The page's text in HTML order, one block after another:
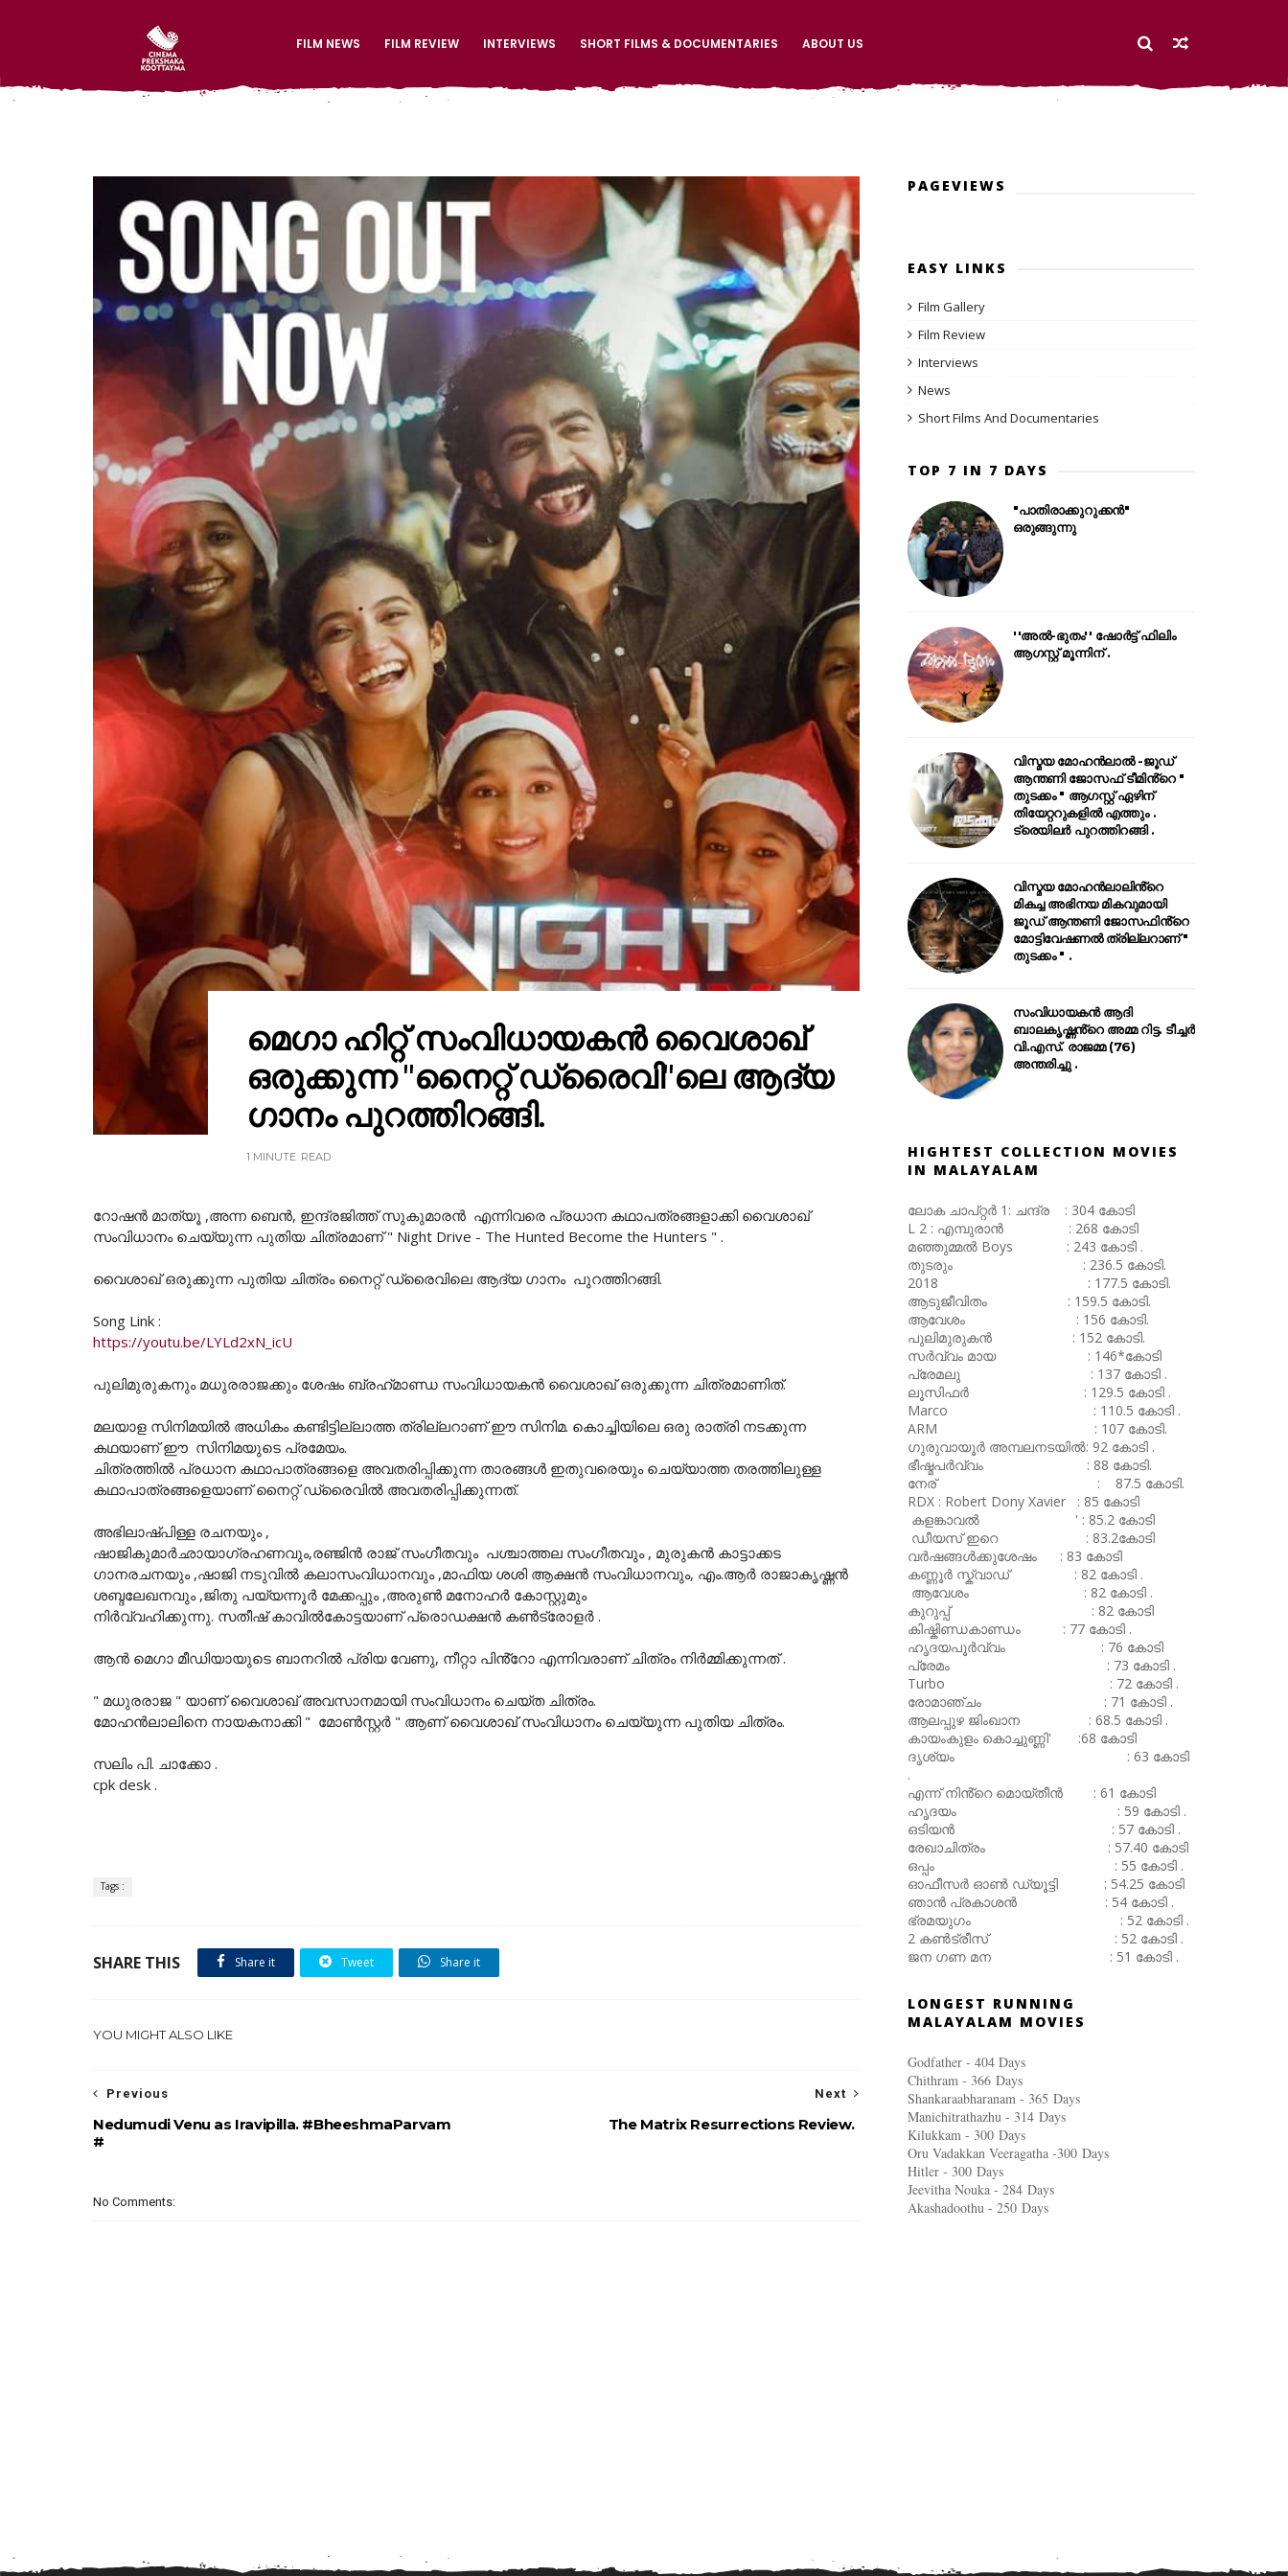
FILM NEWS FILM REVIEW INTERVIEWS SHORT FILMS & DOCUMENTARIES ABOUT US
മെഗാ ഹിറ്റ് സംവിധായകൻ വൈശാഖ്
ഒരുക്കുന്ന "നൈറ്റ് ഡ്രൈവി"ലെ ആദ്യ
ഗാനം പുറത്തിറങ്ങി.
1 MINUTE READ
റോഷൻ മാത്യൂ ,അന്ന ബെൻ, ഇന്ദ്രജിത്ത് സുകുമാരൻ എന്നിവരെ പ്രധാന കഥാപത്രങ്ങളാക്കി വൈശാഖ്
സംവിധാനം ചെയ്യുന്ന പുതിയ ചിത്രമാണ് " Night Drive - The Hunted Become the Hunters " .
വൈശാഖ് ഒരുക്കുന്ന പുതിയ ചിത്രം നൈറ്റ് ഡ്രൈവിലെ ആദ്യ ഗാനം പുറത്തിറങ്ങി.
Song Link :
https://youtu.be/LYLd2xN_icU
പുലിമുരുകനും മധുരരാജക്കും ശേഷം ബ്രഹ്‌മാണ്ഡ സംവിധായകൻ വൈശാഖ് ഒരുക്കുന്ന ചിത്രമാണിത്.
മലയാള സിനിമയില്‍ അധികം കണ്ടിട്ടില്ലാത്ത ത്രില്ലറാണ് ഈ സിനിമ. കൊച്ചിയിലെ ഒരു രാത്രി നടക്കുന്ന
കഥയാണ് ഈ സിനിമയുടെ പ്രമേയം.
ചിത്രത്തില്‍ പ്രധാന കഥാപാത്രങ്ങളെ അവതരിപ്പിക്കുന്ന താരങ്ങള്‍ ഇതുവരെയും ചെയ്യാത്ത തരത്തിലുള്ള
കഥാപാത്രങ്ങളെയാണ് നൈറ്റ് ഡ്രൈവില്‍ അവതരിപ്പിക്കുന്നത്.
അഭിലാഷ്പിള്ള രചനയും ,
ഷാജികുമാര്‍ഛായാഗ്രഹണവും,രഞ്ജിന്‍ രാജ് സംഗീതവും പശ്ചാത്തല സംഗീതവും , മുരുകൻ കാട്ടാക്കട
ഗാനരചനയും ,ഷാജി നടുവിൽ കലാസംവിധാനവും ,മാഫിയ ശശി ആക്ഷൻ സംവിധാനവും, എം.ആർ രാജാകൃഷ്ണൻ
ശബ്ദലേഖനവും ,ജിതു പയ്യന്നൂർ മേക്കപ്പും ,അരുൺ മനോഹർ കോസ്റ്റുമും
നിർവ്വഹിക്കുന്നു. സതീഷ് കാവിൽകോട്ടയാണ് പ്രൊഡക്ഷൻ കൺട്രോളർ .
ആൻ മെഗാ മീഡിയായുടെ ബാനറിൽ പ്രിയ വേണു, നീറ്റാ പിൻ്റോ എന്നിവരാണ് ചിത്രം നിർമ്മിക്കുന്നത് .
" മധുരരാജ " യാണ് വൈശാഖ് അവസാനമായി സംവിധാനം ചെയ്ത ചിത്രം.
മോഹന്‍ലാലിനെ നായകനാക്കി " മോണ്‍സ്റ്റര്‍ " ആണ് വൈശാഖ് സംവിധാനം ചെയ്യുന്ന പുതിയ ചിത്രം.
സലിം പി. ചാക്കോ .
cpk desk .
Tags :
SHARE THIS Share it Tweet Share it
YOU MIGHT ALSO LIKE
Next
The Matrix Resurrections Review.
Previous
Nedumudi Venu as Iravipilla. #BheeshmaParvam
#
No Comments:
PAGEVIEWS
EASY LINKS
Film Gallery
Film Review
Interviews
News
Short Films And Documentaries
TOP 7 IN 7 DAYS
"പാതിരാക്കുറുക്കൻ"
ഒരുങ്ങുന്നു
''അൽ-ഭുതം'' ഷോർട്ട് ഫിലിം
ആഗസ്റ്റ് മൂന്നിന് .
വിസ്മയ മോഹൻലാൽ -ജൂഡ്
ആന്തണി ജോസഫ് ടീമിൻ്റെ "
തുടക്കം " ആഗസ്റ്റ് ഏഴിന്
തിയേറ്ററുകളിൽ എത്തും .
ട്രെയിലർ പുറത്തിറങ്ങി .
വിസ്മയ മോഹൻലാലിൻ്റെ
മികച്ച അഭിനയ മികവുമായി
ജൂഡ് ആന്തണി ജോസഫിൻ്റെ
മോട്ടിവേഷണൽ ത്രില്ലറാണ് "
തുടക്കം " .
സംവിധായകൻ ആദി
ബാലകൃഷ്ണൻ്റെ അമ്മ റിട്ട. ടീച്ചർ
വി.എസ്. രാജമ്മ (76)
അന്തരിച്ചു .
HIGHTEST COLLECTION MOVIES
IN MALAYALAM
ലോക ചാപ്റ്റർ 1: ചന്ദ്ര : 304 കോടി
L 2 : എമ്പുരാൻ : 268 കോടി
മഞ്ഞുമ്മൽ Boys : 243 കോടി .
തുടരും : 236.5 കോടി.
2018 : 177.5 കോടി.
ആടുജീവിതം : 159.5 കോടി.
ആവേശം : 156 കോടി.
പുലിമുരുകൻ : 152 കോടി.
സർവ്വം മായ : 146*കോടി
പ്രേമലു : 137 കോടി .
ലൂസിഫർ : 129.5 കോടി .
Marco : 110.5 കോടി .
ARM : 107 കോടി.
ഗുരുവായൂർ അമ്പലനടയിൽ: 92 കോടി .
ഭീഷ്മപർവ്വം : 88 കോടി.
നേര് : 87.5 കോടി.
RDX : Robert Dony Xavier : 85 കോടി
കളങ്കാവൽ ' : 85.2 കോടി
ഡീയസ് ഇറെ : 83.2കോടി
വർഷങ്ങൾക്കുശേഷം : 83 കോടി
കണ്ണൂർ സ്ക്വാഡ് : 82 കോടി .
ആവേശം : 82 കോടി .
കുറുപ്പ് : 82 കോടി
കിഷ്കിണ്ഡകാണ്ഡം : 77 കോടി .
ഹൃദയപൂർവ്വം : 76 കോടി
പ്രേമം : 73 കോടി .
Turbo : 72 കോടി .
രോമാഞ്ചം : 71 കോടി .
ആലപ്പുഴ ജിംഖാന : 68.5 കോടി .
കായംകുളം കൊച്ചുണ്ണി' :68 കോടി
ദൃശ്യം : 63 കോടി
.
എന്ന് നിൻ്റെ മൊയ്തീൻ : 61 കോടി
ഹൃദയം : 59 കോടി .
ഒടിയൻ : 57 കോടി .
രേഖാചിത്രം : 57.40 കോടി
ഒപ്പം : 55 കോടി .
ഓഫീസർ ഓൺ ഡ്യൂട്ടി : 54.25 കോടി
ഞാൻ പ്രകാശൻ : 54 കോടി .
ഭ്രമയുഗം : 52 കോടി .
2 കൺട്രീസ് : 52 കോടി .
ജന ഗണ മന : 51 കോടി .
LONGEST RUNNING
MALAYALAM MOVIES
Godfather - 404 Days
Chithram - 366 Days
Shankaraabharanam - 365 Days
Manichitrathazhu - 314 Days
Kilukkam - 300 Days
Oru Vadakkan Veeragatha -300 Days
Hitler - 300 Days
Jeevitha Nouka - 284 Days
Akashadoothu - 250 Days